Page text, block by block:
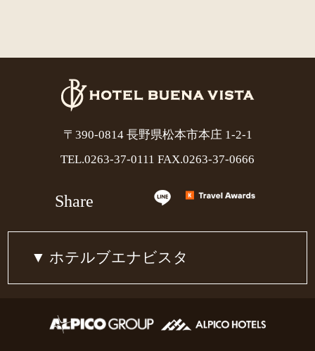
〒390-0814 長野県松本市本庄 1-2-1
TEL.0263-37-0111 FAX.0263-37-0666
Share
ホテルブエナビスタ